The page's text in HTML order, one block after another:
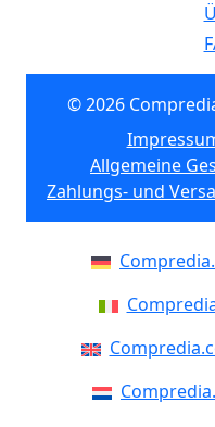
© 2026
Allgemeine
Zahlungs- und